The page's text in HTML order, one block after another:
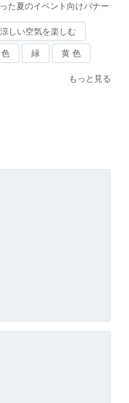
た夏のイベント向けバナー
涼しい空気を楽しむ
緑 黄 色
もっと見る